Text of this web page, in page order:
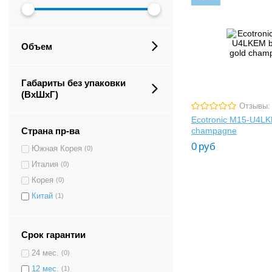
Объем
Габариты без упаковки
(ВxШxГ)
Страна пр-ва
Южная Корея (0)
Италия (0)
Корея (0)
Китай (1)
Срок гарантии
24 мес. (0)
12 мес. (1)
Отзывы:
Ecotronic M15-
champagne
0 руб